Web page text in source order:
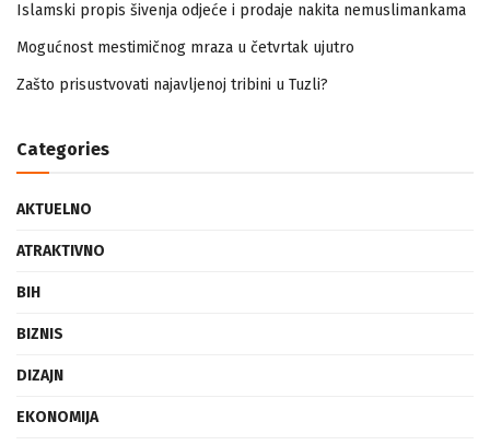
Islamski propis šivenja odjeće i prodaje nakita nemuslimankama
Mogućnost mestimičnog mraza u četvrtak ujutro
Zašto prisustvovati najavljenoj tribini u Tuzli?
Categories
AKTUELNO
ATRAKTIVNO
BIH
BIZNIS
DIZAJN
EKONOMIJA